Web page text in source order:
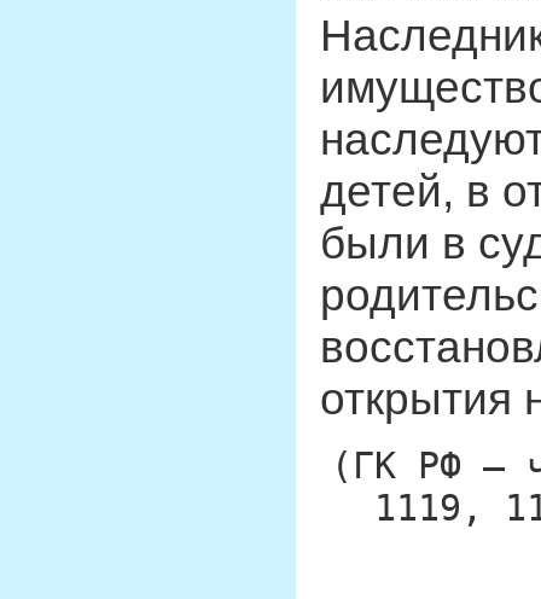
детей, в
были в
открытия
(ГК РФ —
1119,